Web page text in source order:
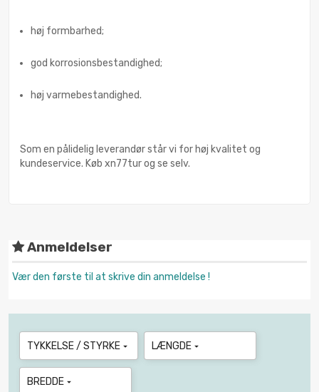
høj formbarhed;
god korrosionsbestandighed;
høj varmebestandighed.
Som en pålidelig leverandør står vi for høj kvalitet og
kundeservice. Køb xn77tur og se selv.
Anmeldelser
Vær den første til at skrive din anmeldelse !
TYKKELSE / STYRKE  LÆNGDE 
BREDDE 